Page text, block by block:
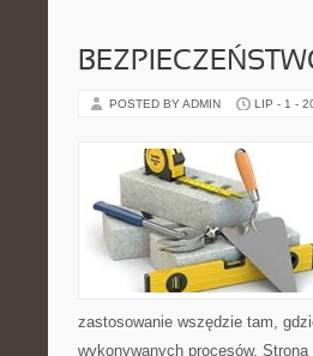
POSTED BY ADMIN LIP - 1 -
zastosowanie wszędzie tam,
wykonywanych procesów.